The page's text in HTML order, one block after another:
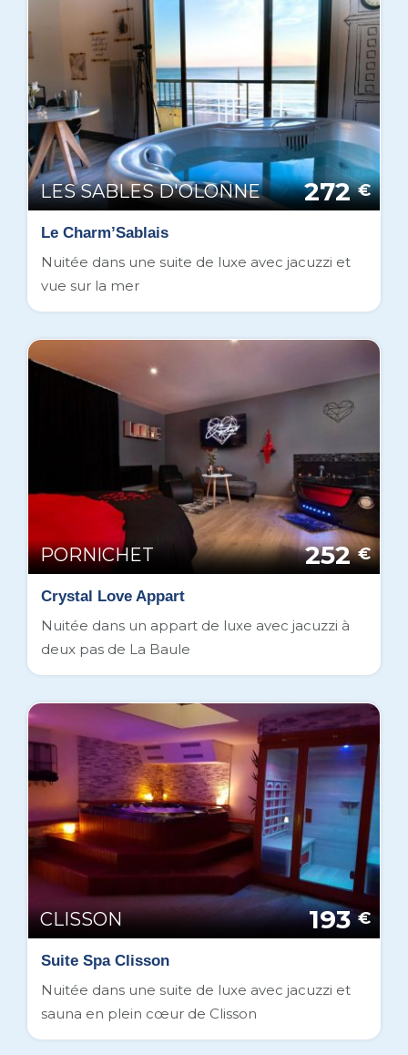
LES SABLES D'OLONNE 272 €
Le Charm’Sablais
Nuitée dans une suite de luxe avec jacuzzi et
vue sur la mer
PORNICHET 252 €
Crystal Love Appart
Nuitée dans un appart de luxe avec jacuzzi à
deux pas de La Baule
CLISSON 193 €
Suite Spa Clisson
Nuitée dans une suite de luxe avec jacuzzi et
sauna en plein cœur de Clisson